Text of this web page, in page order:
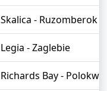
Skalica - Ruzomberok
Legia - Zaglebie
Richards Bay -